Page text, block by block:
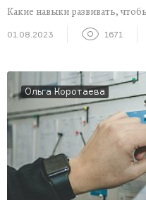
Какие навыки развивать,
01.08.2023 1671
Ольга Коротаева